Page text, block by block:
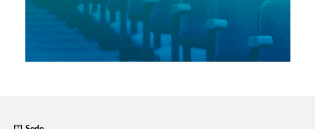
Ouvidoria
Contatos